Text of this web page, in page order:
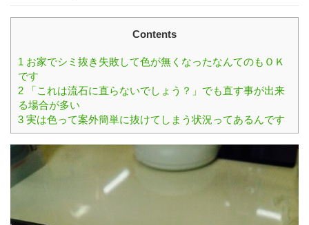
Contents
1 お家でシミ抜き失敗して色が無くなったなんてのもＯＫ
です
2 「これは流石に直らないでしょう？」でも直す事が出来
る場合が多い
3 実は色って案外簡単に抜けてしまう状況ってあるんです